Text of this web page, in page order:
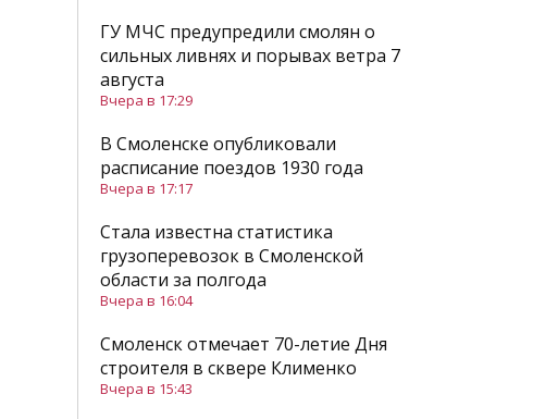
ГУ МЧС предупредили смолян о
сильных ливнях и порывах ветра 7
августа
Вчера в 17:29
В Смоленске опубликовали
расписание поездов 1930 года
Вчера в 17:17
Стала известна статистика
грузоперевозок в Смоленской
области за полгода
Вчера в 16:04
Смоленск отмечает 70-летие Дня
строителя в сквере Клименко
Вчера в 15:43